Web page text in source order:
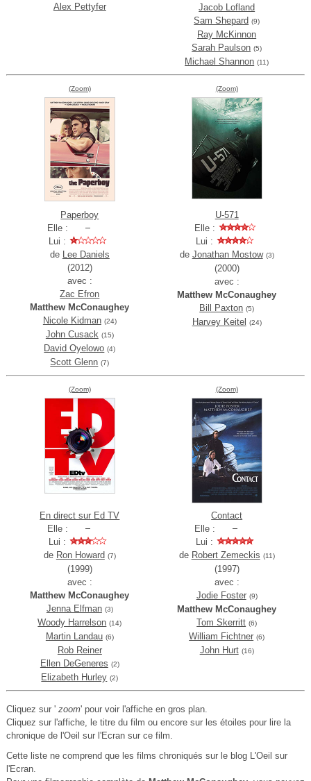
Alex Pettyfer
Jacob Lofland
Sam Shepard (9)
Ray McKinnon
Sarah Paulson (5)
Michael Shannon (11)
(Zoom)
Paperboy
Elle :
Lui :
de Lee Daniels
(2012)
avec :
Zac Efron
Matthew McConaughey
Nicole Kidman (24)
John Cusack (15)
David Oyelowo (4)
Scott Glenn (7)
(Zoom)
U-571
Elle :
Lui :
de Jonathan Mostow (3)
(2000)
avec :
Matthew McConaughey
Bill Paxton (5)
Harvey Keitel (24)
(Zoom)
En direct sur Ed TV
Elle :
Lui :
de Ron Howard (7)
(1999)
avec :
Matthew McConaughey
Jenna Elfman (3)
Woody Harrelson (14)
Martin Landau (6)
Rob Reiner
Ellen DeGeneres (2)
Elizabeth Hurley (2)
(Zoom)
Contact
Elle :
Lui :
de Robert Zemeckis (11)
(1997)
avec :
Jodie Foster (9)
Matthew McConaughey
Tom Skerritt (6)
William Fichtner (6)
John Hurt (16)
Cliquez sur ' zoom' pour voir l'affiche en gros plan.
Cliquez sur l'affiche, le titre du film ou encore sur les étoiles pour lire la
chronique de l'Oeil sur l'Ecran sur ce film.
Cette liste ne comprend que les films chroniqués sur le blog L'Oeil sur
l'Ecran.